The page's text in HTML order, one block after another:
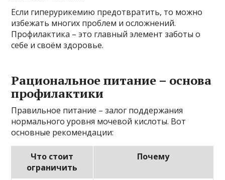
Если гиперурикемию предотвратить, то можно
избежать многих проблем и осложнений.
Профилактика – это главный элемент заботы о
себе и своём здоровье.
Рациональное питание – основа
профилактики
Правильное питание – залог поддержания
нормального уровня мочевой кислоты. Вот
основные рекомендации:
Что стоит
ограничить
Почему